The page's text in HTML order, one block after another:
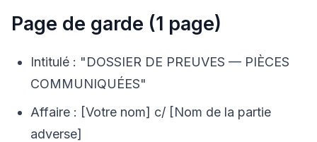
Page de garde (1 page)
Intitulé : "DOSSIER DE PREUVES — PIÈCES
COMMUNIQUÉES"
Affaire : [Votre nom] c/ [Nom de la partie
adverse]